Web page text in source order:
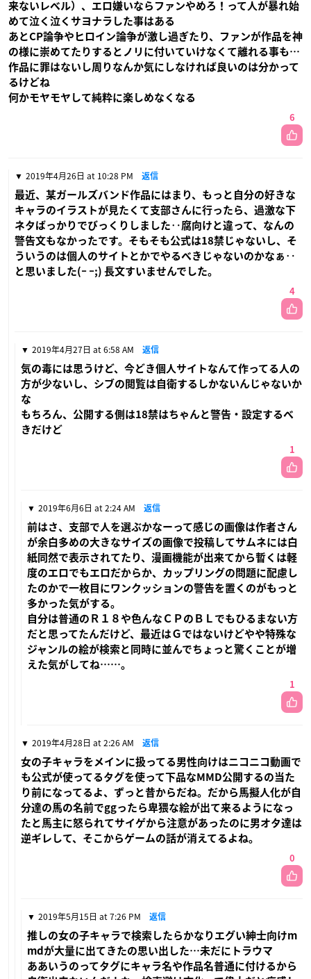
来ないレベル）、エロ嫌いならファンやめろ！って人が暴れ始
めて泣く泣くサヨナラした事はある
あとCP論争やヒロイン論争が激し過ぎたり、ファンが作品を神
の様に崇めてたりするとノリに付いていけなくて離れる事も…
作品に罪はないし周りなんか気にしなければ良いのは分かって
るけどね
何かモヤモヤして純粋に楽しめなくなる
6
2019年4月26日 at 10:28 PM 返信
最近、某ガールズバンド作品にはまり、もっと自分の好きな
キャラのイラストが見たくて支部さんに行ったら、過激な下
ネタばっかりでびっくりしました‥腐向けと違って、なんの
警告文もなかったです。そもそも公式は18禁じゃないし、そ
ういうのは個人のサイトとかでやるべきじゃないのかなぁ‥
と思いました(ｰ ｰ;) 長文すいませんでした。
4
2019年4月27日 at 6:58 AM 返信
気の毒には思うけど、今どき個人サイトなんて作ってる人の
方が少ないし、シブの閲覧は自衛するしかないんじゃないか
な
もちろん、公開する側は18禁はちゃんと警告・設定するべ
きだけど
1
2019年6月6日 at 2:24 AM 返信
前はさ、支部で人を選ぶかなーって感じの画像は作者さん
が余白多めの大きなサイズの画像で投稿してサムネには白
紙同然で表示されてたり、漫画機能が出来てから暫くは軽
度のエロでもエロだからか、カップリングの問題に配慮し
たのかで一枚目にワンクッションの警告を置くのがもっと
多かった気がする。
自分は普通のＲ１８や色んなＣＰのＢＬでもひるまない方
だと思ってたんだけど、最近はＧではないけどやや特殊な
ジャンルの絵が検索と同時に並んでちょっと驚くことが増
えた気がしてね……。
1
2019年4月28日 at 2:26 AM 返信
女の子キャラをメインに扱ってる男性向けはニコニコ動画で
も公式が使ってるタグを使って下品なMMD公開するの当た
り前になってるよ、ずっと昔からだね。だから馬擬人化が自
分達の馬の名前でggったら卑猥な絵が出て来るようになっ
たと馬主に怒られてサイゲから注意があったのに男オタ達は
逆ギレして、そこからゲームの話が消えてるよね。
0
2019年5月15日 at 7:26 PM 返信
推しの女の子キャラで検索したらかなりエグい紳士向けm
mdが大量に出てきたの思い出した…未だにトラウマ
ああいうのってタグにキャラ名や作品名普通に付けるから